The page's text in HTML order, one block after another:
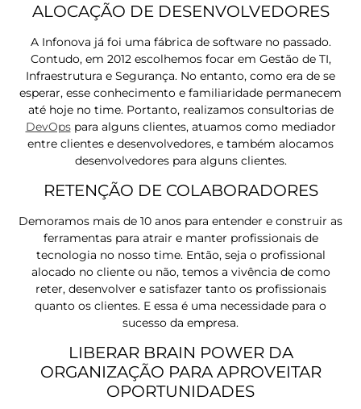
ALOCAÇÃO DE DESENVOLVEDORES
A Infonova já foi uma fábrica de software no passado.
Contudo, em 2012 escolhemos focar em Gestão de TI,
Infraestrutura e Segurança. No entanto, como era de se
esperar, esse conhecimento e familiaridade permanecem
até hoje no time. Portanto, realizamos consultorias de
DevOpspara alguns clientes, atuamos como mediador
entre clientes e desenvolvedores, e também alocamos
desenvolvedores para alguns clientes.
RETENÇÃO DE COLABORADORES
Demoramos mais de 10 anos para entender e construir as
ferramentas para atrair e manter profissionais de
tecnologia no nosso time. Então, seja o profissional
alocado no cliente ou não, temos a vivência de como
reter, desenvolver e satisfazer tanto os profissionais
quanto os clientes. E essa é uma necessidade para o
sucesso da empresa.
LIBERAR BRAIN POWER DA
ORGANIZAÇÃO PARA APROVEITAR
OPORTUNIDADES